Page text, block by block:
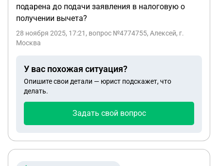
подарена до подачи заявления в налоговую о
получении вычета?
28 ноября 2025, 17:21 , вопрос №4774755, Алексей, г.
Москва
У вас похожая ситуация?
Опишите свои детали — юрист подскажет, что
делать.
Задать свой вопрос